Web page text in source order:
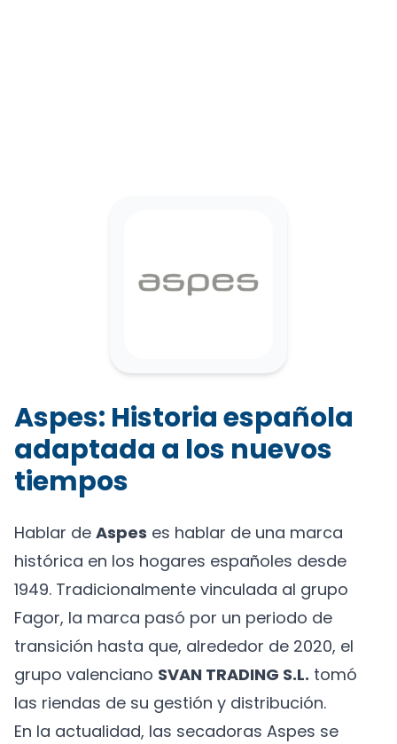
Aspes: Historia española
adaptada a los nuevos
tiempos
Hablar de Aspes es hablar de una marca
histórica en los hogares españoles desde
1949. Tradicionalmente vinculada al grupo
Fagor, la marca pasó por un periodo de
transición hasta que, alrededor de 2020, el
grupo valenciano SVAN TRADING S.L. tomó
las riendas de su gestión y distribución.
En la actualidad, las secadoras Aspes se